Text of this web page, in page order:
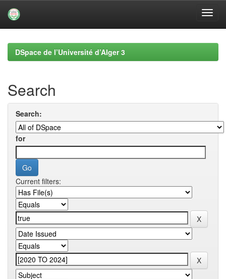
navigationDSpace de l’Université d’Alger 3
Search
Search:
for
Current filters: